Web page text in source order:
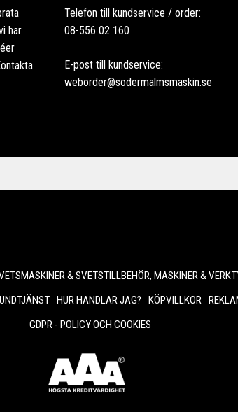
har
Telefon till kundservice / order:
08-556 02 160
E-post till kundservice:
weborder@sodermalmsmaskin.se
& SVETSTILLBEHÖR, MASKINER &
HUR HANDLAR JAG? KÖPVILLKOR
GDPR - POLICY OCH COOKIES